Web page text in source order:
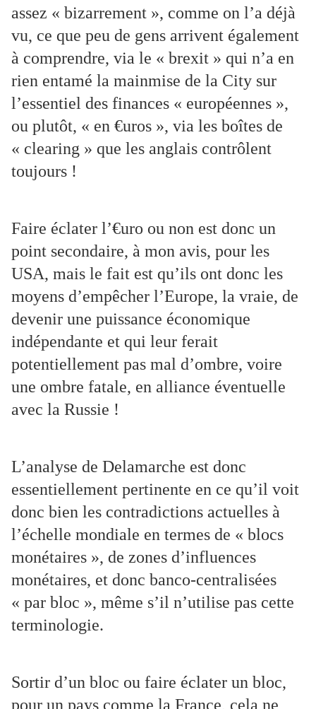
assez « bizarrement », comme on l’a déjà
vu, ce que peu de gens arrivent également
à comprendre, via le « brexit » qui n’a en
rien entamé la mainmise de la City sur
l’essentiel des finances « européennes »,
ou plutôt, « en €uros », via les boîtes de
« clearing » que les anglais contrôlent
toujours !
Faire éclater l’€uro ou non est donc un
point secondaire, à mon avis, pour les
USA, mais le fait est qu’ils ont donc les
moyens d’empêcher l’Europe, la vraie, de
devenir une puissance économique
indépendante et qui leur ferait
potentiellement pas mal d’ombre, voire
une ombre fatale, en alliance éventuelle
avec la Russie !
L’analyse de Delamarche est donc
essentiellement pertinente en ce qu’il voit
donc bien les contradictions actuelles à
l’échelle mondiale en termes de « blocs
monétaires », de zones d’influences
monétaires, et donc banco-centralisées
« par bloc », même s’il n’utilise pas cette
terminologie.
Sortir d’un bloc ou faire éclater un bloc,
pour un pays comme la France, cela ne